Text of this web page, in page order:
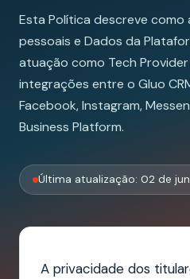
Esta Política descreve
pessoais e Dados da
atuação como Tech
integrações entre o Gluo
Facebook, Instagram,
Business Platform.
Última atualização: 02 de
A privacidade dos